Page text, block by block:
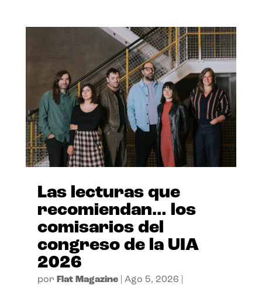
Las lecturas que
recomiendan… los
comisarios del
congreso de la UIA
2026
por Flat Magazine| Ago 5, 2026